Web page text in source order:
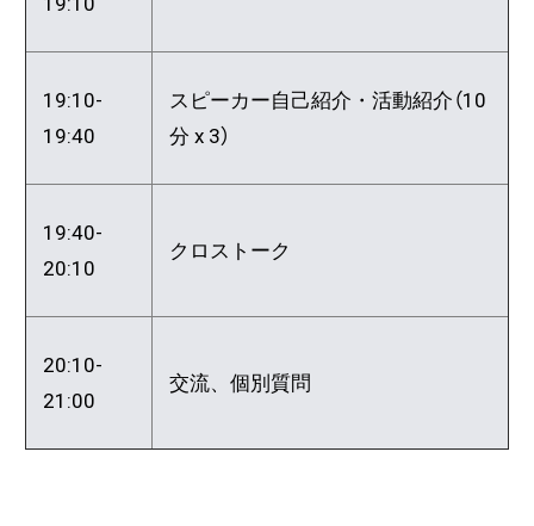
19:10-
19:40
スピーカー自己紹介・活動紹介（10
分 x 3）
19:40-
20:10
クロストーク
20:10-
21:00
交流、個別質問